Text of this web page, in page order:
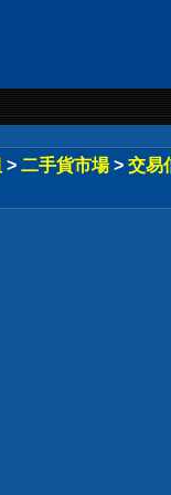
> 二手貨市場 > 交易